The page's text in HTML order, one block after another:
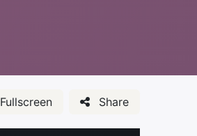
Fullscreen Share